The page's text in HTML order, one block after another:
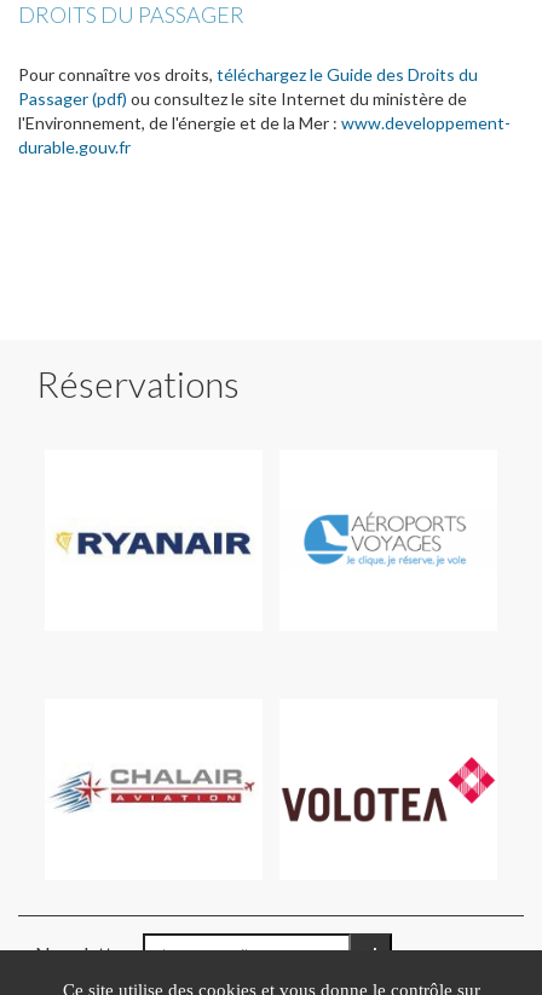
DROITS DU PASSAGER
Pour connaître vos droits, téléchargez le Guide des Droits du
Passager (pdf) ou consultez le site Internet du ministère de
l'Environnement, de l'énergie et de la Mer : www.developpement-
durable.gouv.fr
Réservations
Newsletter
Ce site utilise des cookies et vous donne le contrôle sur